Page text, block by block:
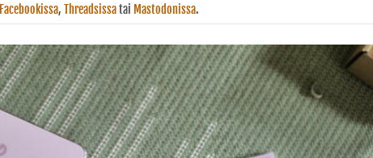
Facebookissa, Threadsissatai Mastodonissa.